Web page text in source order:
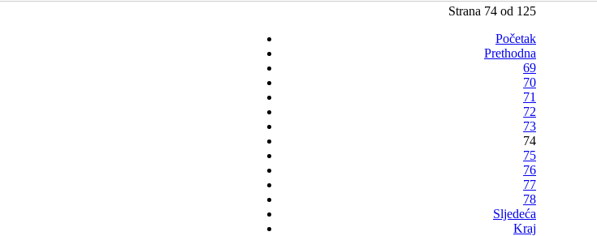
Strana 74 od 125
Početak
Prethodna
69
70
71
72
73
74
75
76
77
78
Sljedeća
Kraj